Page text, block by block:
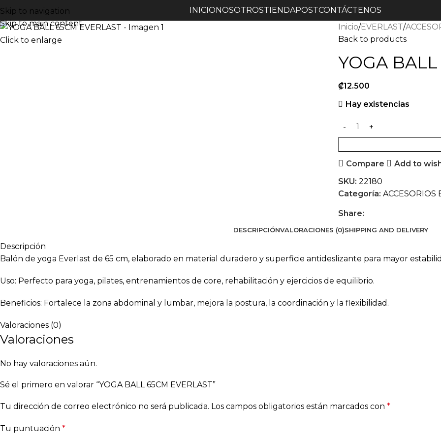
Skip to navigation
Skip to main content
INICIONOSOTROSTIENDAPOSTCONTÁCTENOS
Click to enlarge
Inicio EVERLAST
Back to products
YOGA
₡12.500
Hay existencias
Compare
Add to
SKU: 22180
Categoría: ACCESORIOS
Share:
DESCRIPCIÓNVALORACIONES (0)SHIPPING AND DELIVERY
Descripción
Balón de yoga Everlast de 65 cm, elaborado en material duradero y superficie antideslizante para mayor
Uso: Perfecto para yoga, pilates, entrenamientos de core, rehabilitación y ejercicios de equilibrio.
Beneficios: Fortalece la zona abdominal y lumbar, mejora la postura, la coordinación y la flexibilidad.
Valoraciones (0)
Valoraciones
No hay valoraciones aún.
Sé el primero en valorar “YOGA BALL 65CM EVERLAST”
Tu dirección de correo electrónico no será publicada. Los campos obligatorios están marcados con *
Tu puntuación *